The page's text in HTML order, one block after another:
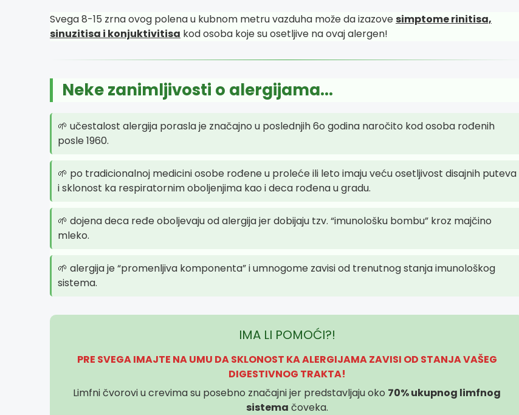
Svega 8-15 zrna ovog polena u kubnom metru vazduha može da izazovesimptome rinitisa,
sinuzitisa i konjuktivitisa kod osoba koje su osetljive na ovaj alergen!
Neke zanimljivosti o alergijama...
🌱 učestalost alergija porasla je značajno u poslednjih 6o godina naročito kod osoba rođenih
posle 1960.
🌱 po tradicionalnoj medicini osobe rođene u proleće ili leto imaju veću osetljivost disajnih puteva
i sklonost ka respiratornim oboljenjima kao i deca rođena u gradu.
🌱 dojena deca ređe oboljevaju od alergija jer dobijaju tzv. “imunološku bombu” kroz majčino
mleko.
🌱 alergija je “promenljiva komponenta” i umnogome zavisi od trenutnog stanja imunološkog
sistema.
IMA LI POMOĆI?!
PRE SVEGA IMAJTE NA UMU DA SKLONOST KA ALERGIJAMA ZAVISI OD STANJA VAŠEG
DIGESTIVNOG TRAKTA!
Limfni čvorovi u crevima su posebno značajni jer predstavljaju oko 70% ukupnog limfnog
sistema čoveka.